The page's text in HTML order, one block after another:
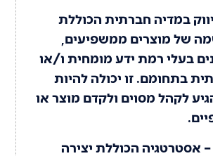
במדיה חברתית הכוללת
של מוצרים ממשפיעים,
בעלי רמת ידע מומחית ו/או
בתחומם. זו יכולה להיות
לקהל מסוים ולקדם מוצר או
– אסטרטגיה הכוללת יצירה